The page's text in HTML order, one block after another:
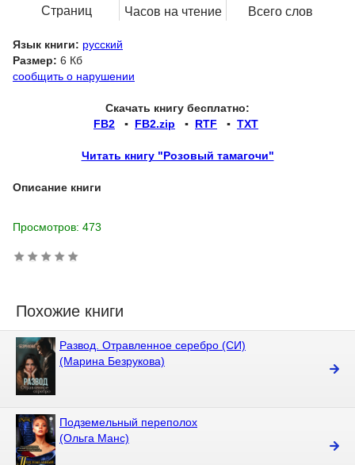
Страниц
Часов на чтение Всего слов
Язык книги: русский
Размер: 6 Кб
сообщить о нарушении
Скачать книгу бесплатно:
FB2 ▪ FB2.zip ▪ RTF ▪ TXT
Читать книгу "Розовый тамагочи"
Описание книги
Просмотров: 473
Похожие книги
Развод. Отравленное серебро (СИ)
(Марина Безрукова)
Подземельный переполох
(Ольга Манс)